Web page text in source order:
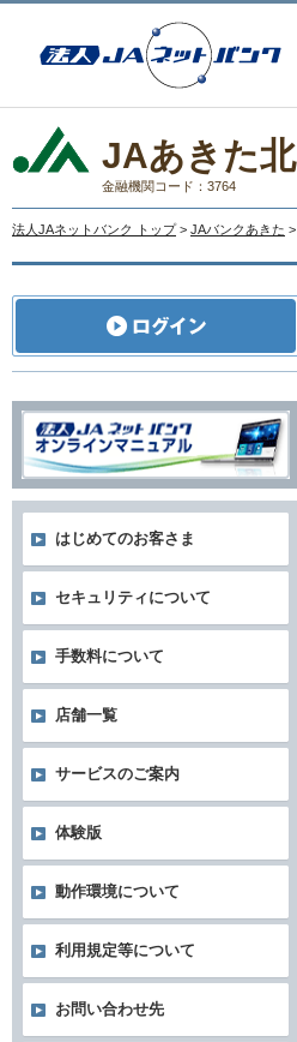
JAあきた北
金融機関コード：3764
法人JAネットバンク トップ > JAバンクあきた >
はじめてのお客さま
セキュリティについて
手数料について
店舗一覧
サービスのご案内
体験版
動作環境について
利用規定等について
お問い合わせ先